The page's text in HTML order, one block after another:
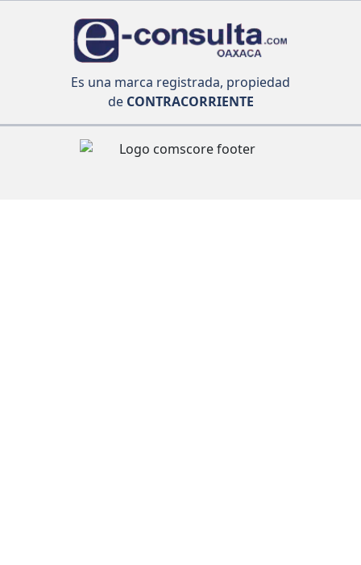
Es una marca registrada, propiedad
deCONTRACORRIENTE